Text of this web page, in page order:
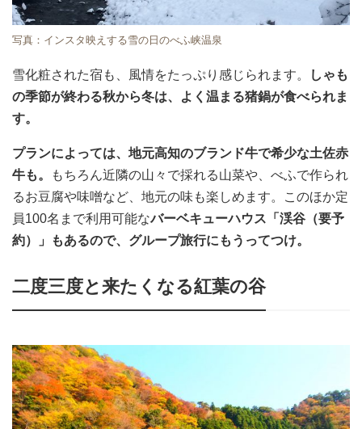
写真：インスタ映えする雪の日のべふ峡温泉
雪化粧された宿も、風情をたっぷり感じられます。
しゃも
の季節が終わる秋から冬は、よく温まる猪鍋が食べられま
す。
プランによっては、地元高知のブランド牛で希少な土佐赤
牛も。
もちろん近隣の山々で採れる山菜や、べふで作られ
るお豆腐や味噌など、地元の味も楽しめます。このほか定
員100名まで利用可能なバーベキューハウス「渓谷（要予
約）」もあるので、グループ旅行にもうってつけ。
二度三度と来たくなる紅葉の谷